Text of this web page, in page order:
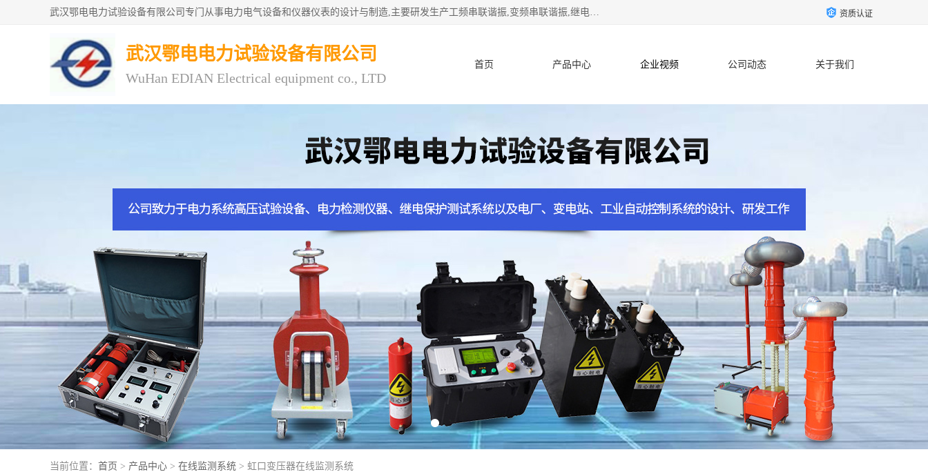
武汉鄂电电力试验设备有限公司专门从事电力电气设备和仪器仪表的设计与制造,主要研发生产工频串联谐振,变频串联谐振,继电保护测试仪,电缆故障测试仪,直流电阻测试仪,接地电阻测试仪等一百多种高品质产品.坚持奉行"质量一,客户至上"的服务宗旨。 资质认证
武汉鄂电电力试验设备有限公司
WuHan EDIAN Electrical equipment co., LTD
首页 产品中心 企业视频 公司动态 关于我们
当前位置： 首页 > 产品中心 > 在线监测系统 > 虹口变压器在线监测系统